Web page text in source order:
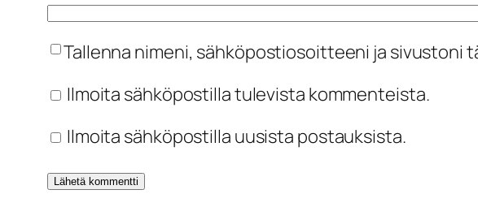
Tallenna nimeni, sähköpostiosoitteeni ja sivustoni
Ilmoita sähköpostilla tulevista kommenteista.
Ilmoita sähköpostilla uusista postauksista.